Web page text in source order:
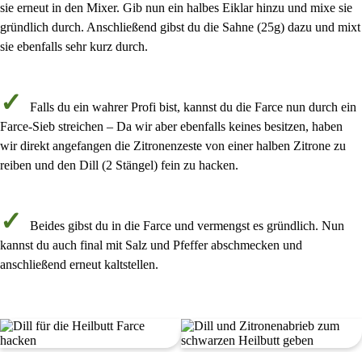
sie erneut in den Mixer. Gib nun ein halbes Eiklarhinzu und mixe sie
gründlich durch. Anschließend gibst du die Sahne (25g) dazu und mixt
sie ebenfalls sehr kurz durch.
Falls du ein wahrer Profi bist, kannst du die Farce nun durch ein
Farce-Sieb streichen – Da wir aber ebenfalls keines besitzen, haben
wir direkt angefangen die Zitronenzeste von einer halben Zitrone zu
reiben und den Dill (2 Stängel) fein zu hacken.
Beides gibst du in die Farce und vermengst es gründlich. Nun
kannst du auch final mit Salz und Pfefferabschmecken und
anschließend erneut kaltstellen.